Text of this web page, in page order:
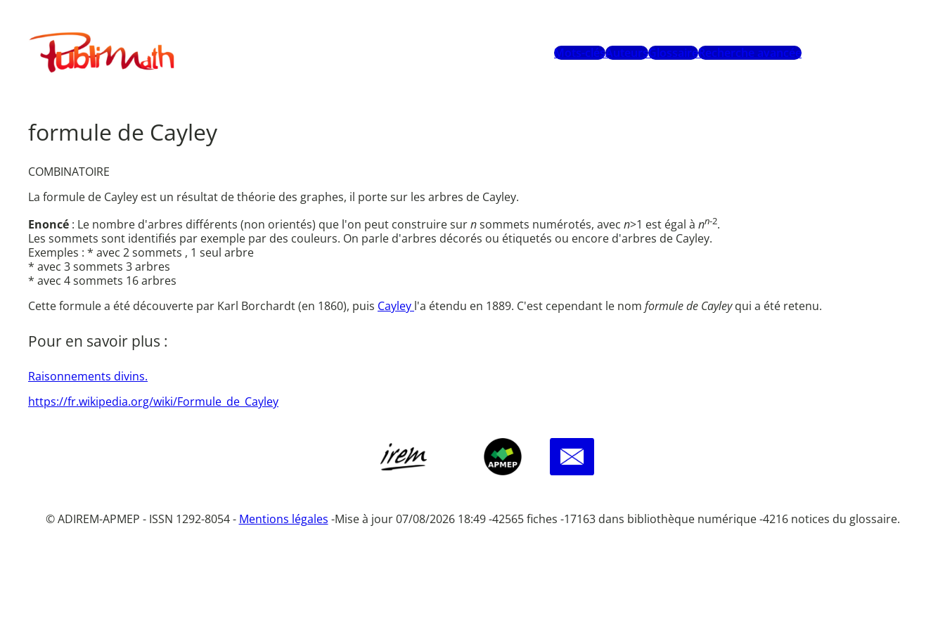
contenuPublimath
Mots-clésAuteursGlossaireRecherche avancée
formule de Cayley
COMBINATOIRE
La formule de Cayley est un résultat de théorie des graphes, il porte sur les arbres de Cayley.
Enoncé : Le nombre d'arbres différents (non orientés) que l'on peut construire surnsommets numérotés, avec n>1 est égal à nn-2.
Les sommets sont identifiés par exemple par des couleurs. On parle d'arbres décorés ou étiquetés ou encore d'arbres de Cayley.
Exemples : * avec 2 sommets , 1 seul arbre
* avec 3 sommets 3 arbres
* avec 4 sommets 16 arbres
Cette formule a été découverte par Karl Borchardt (en 1860), puis Cayley l'a étendu en 1889. C'est cependant le nom formule de Cayleyqui a été retenu.
Pour en savoir plus :
Raisonnements divins.
https://fr.wikipedia.org/wiki/Formule_de_Cayley
© ADIREM-APMEP - ISSN 1292-8054 - Mentions légales -Mise à jour 07/08/2026 18:49 -42565 fiches -17163 dans bibliothèque numérique -4216 notices du glossaire.